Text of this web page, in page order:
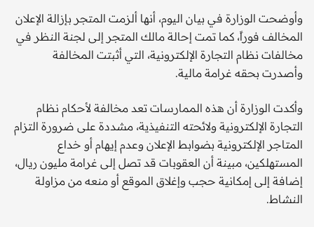
وأوضحت الوزارة في بيان اليوم، أنها ألزمت المتجر بإزالة الإعلان
المخالف فوراً، كما تمت إحالة مالك المتجر إلى لجنة النظر في
مخالفات نظام التجارة الإلكترونية، التي أثبتت المخالفة
وأصدرت بحقه غرامة مالية.
وأكدت الوزارة أن هذه الممارسات تعد مخالفة لأحكام نظام
التجارة الإلكترونية ولائحته التنفيذية، مشددة على ضرورة التزام
المتاجر الإلكترونية بضوابط الإعلان وعدم إيهام أو خداع
المستهلكين، مبينة أن العقوبات قد تصل إلى غرامة مليون ريال،
إضافة إلى إمكانية حجب وإغلاق الموقع أو منعه من مزاولة
النشاط.